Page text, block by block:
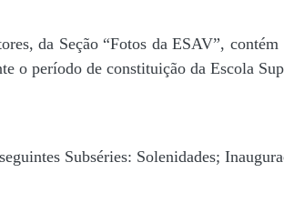
da Seção “Fotos da ESAV”,
o período de constituição da Escola
Subséries: Solenidades;